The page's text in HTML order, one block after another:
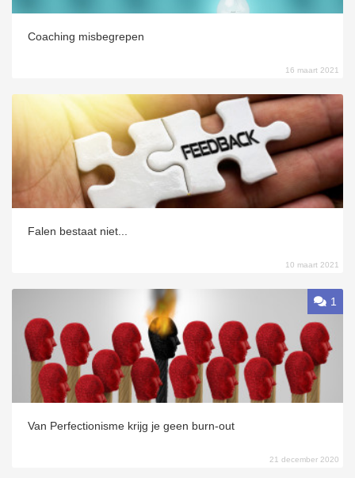
Coaching misbegrepen
16 maart 2021
Falen bestaat niet...
10 maart 2021
1
Van Perfectionisme krijg je geen burn-out
21 december 2020